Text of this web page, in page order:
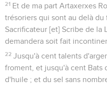
21 Et de ma part Artaxerxes
trésoriers qui sont au delà
Sacrificateur [et] Scribe de la
demandera soit fait
22 Jusqu'à cent talents
froment, et jusqu'à cent Bats
d'huile ; et du sel sans